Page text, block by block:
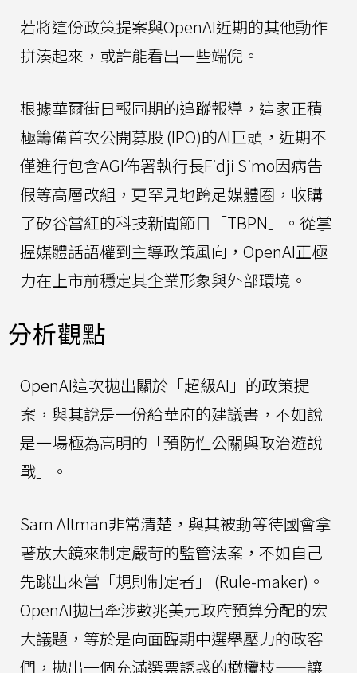
若將這份政策提案與OpenAI近期的其他動作
拼湊起來，或許能看出一些端倪。
根據華爾街日報同期的追蹤報導，這家正積
極籌備首次公開募股 (IPO)的AI巨頭，近期不
僅進行包含AGI佈署執行長Fidji Simo因病告
假等高層改組，更罕見地跨足媒體圈，收購
了矽谷當紅的科技新聞節目「TBPN」。從掌
握媒體話語權到主導政策風向，OpenAI正極
力在上市前穩定其企業形象與外部環境。
分析觀點
OpenAI這次拋出關於「超級AI」的政策提
案，與其說是一份給華府的建議書，不如說
是一場極為高明的「預防性公關與政治遊說
戰」。
Sam Altman非常清楚，與其被動等待國會拿
著放大鏡來制定嚴苛的監管法案，不如自己
先跳出來當「規則制定者」 (Rule-maker)。
OpenAI拋出牽涉數兆美元政府預算分配的宏
大議題，等於是向面臨期中選舉壓力的政客
們，拋出一個充滿選票誘惑的橄欖枝——讓